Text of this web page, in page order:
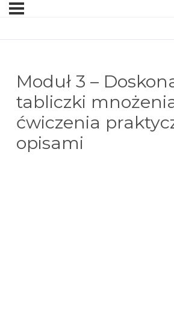
Moduł 3 –
tabliczki
ćwiczenia
opisami